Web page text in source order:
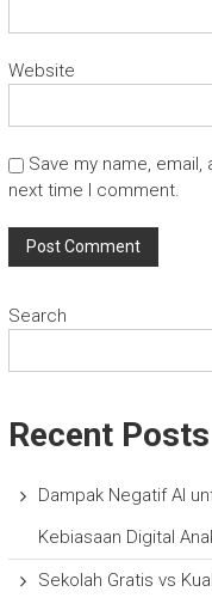
Website
Save my name,
next time I comment.
Search
Recent Posts
Dampak Negatif AI
Kebiasaan Digital
Sekolah Gratis vs